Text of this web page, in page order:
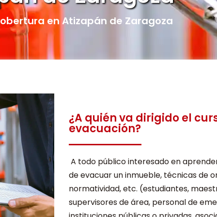
en Atizapán de Zaragoza
¿A quién va dirigido el
evacuación?
A todo público interesado en
de evacuar un inmueble, técnicas de
normatividad, etc. (estudiantes,
supervisores de área, personal de